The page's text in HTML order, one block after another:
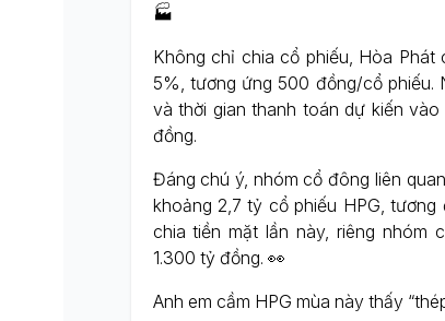
🏭
Không chỉ chia cổ phiếu, Hòa
5%, tương ứng 500 đồng/cổ phiếu.
và thời gian thanh toán dự kiến
đồng.
Đáng chú ý, nhóm cổ đông liên
khoảng 2,7 tỷ cổ phiếu HPG,
chia tiền mặt lần này, riêng nhóm
1.300 tỷ đồng. 👀
Anh em cầm HPG mùa này thấy